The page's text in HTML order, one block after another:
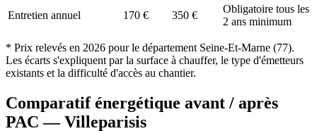
Entretien annuel
170 € 350 €
Obligatoire tous les
2 ans minimum
* Prix relevés en 2026 pour le département Seine-Et-Marne (77).
Les écarts s'expliquent par la surface à chauffer, le type d'émetteurs
existants et la difficulté d'accès au chantier.
Comparatif énergétique avant / après
PAC —Villeparisis